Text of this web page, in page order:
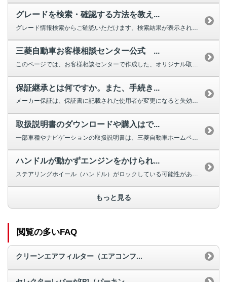
グレードを検索・確認する方法を教え...
三菱自動車お客様相談センター公式 ...
このページでは、お客様相談センターで作成した、オリジナル取扱説明動画を掲載...
保証継承とは何ですか。また、手続き...
メーカー保証は、保証書に記載された使用者が変更になると失効しますが、車両の...
取扱説明書のダウンロードや購入はで...
ハンドルが動かずエンジンをかけられ...
ステアリングホイール（ハンドル）がロックしている可能性があります。 ほと...
もっと見る
閲覧の多いFAQ
クリーンエアフィルター（エアコンフ...